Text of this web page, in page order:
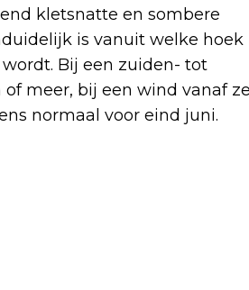
kletsnatte en sombere
is vanuit welke hoek
Bij een zuiden- tot
meer, bij een wind vanaf
normaal voor eind juni.